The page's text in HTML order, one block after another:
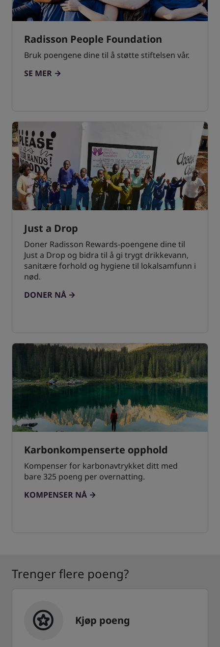
Radisson People Foundation
Bruk poengene dine til å støtte stiftelsen vår.
SE MER
Just a Drop
Doner Radisson Rewards-poengene dine til
Just a Drop og bidra til å gi trygt drikkevann,
sanitære forhold og hygiene til lokalsamfunn i
nød.
DONER NÅ
Karbonkompenserte opphold
Kompenser for karbonavtrykket ditt med
bare 325 poeng per overnatting.
KOMPENSER NÅ
Trenger flere poeng?
Kjøp poeng